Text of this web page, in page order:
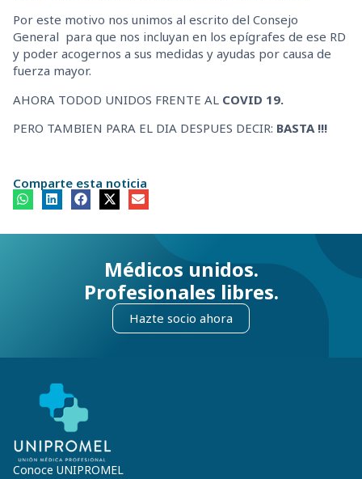
Por este motivo nos unimos al escrito del Consejo
General para que nos incluyan en los epígrafes de ese RD
y poder acogernos a sus medidas y ayudas por causa de
fuerza mayor.
AHORA TODOD UNIDOS FRENTE AL COVID 19.
PERO TAMBIEN PARA EL DIA DESPUES DECIR: BASTA !!!
Comparte esta noticia
Médicos unidos.
Profesionales libres.
Hazte socio ahora
Conoce UNIPROMEL